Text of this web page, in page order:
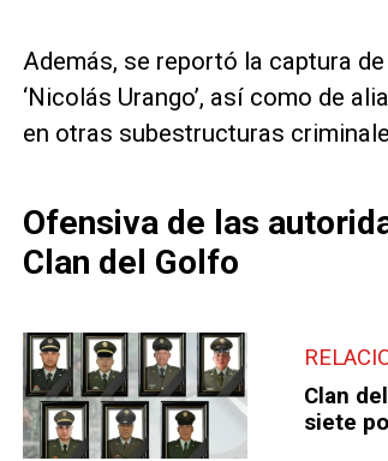
Además, se reportó la captura
‘Nicolás Urango’, así como de
en otras subestructuras
Ofensiva de las
Clan del Golfo
Clan
siete